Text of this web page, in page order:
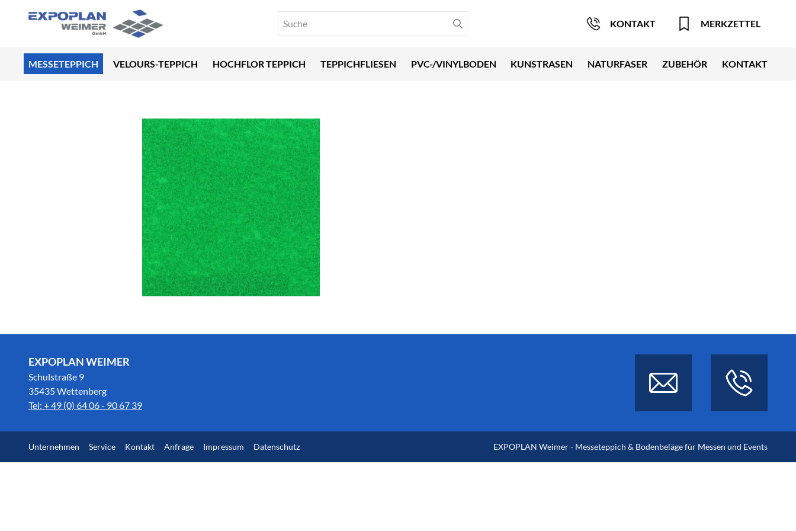
KONTAKT MERKZETTEL
MESSETEPPICH VELOURS-TEPPICH HOCHFLOR TEPPICH TEPPICHFLIESEN PVC-/VINYLBODEN KUNSTRASEN NATURFASER ZUBEHÖR KONTAKT
EXPOPLAN WEIMER
Schulstraße 9
35435 Wettenberg
Tel: + 49 (0) 64 06 - 90 67 39
Unternehmen Service Kontakt Anfrage Impressum Datenschutz EXPOPLAN Weimer - Messeteppich & Bodenbeläge für Messen und Events